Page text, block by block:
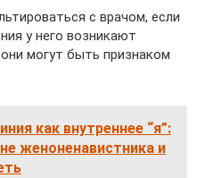
с врачом, если
у него возникают
могут быть признаком
как внутреннее “я”:
женоненавистника и